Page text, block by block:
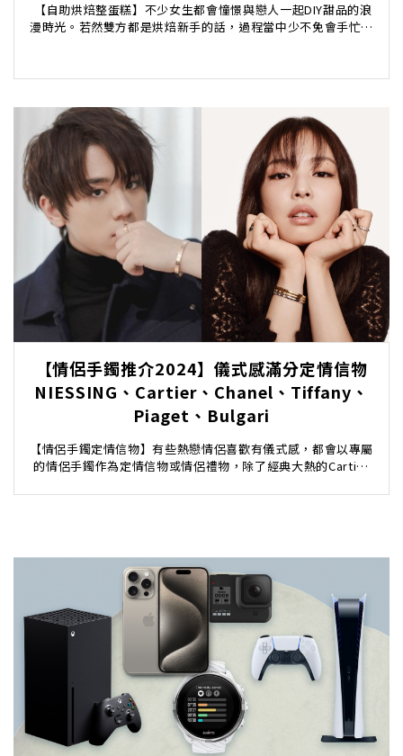
​ 【自助烘焙整蛋糕】不少女生都會憧憬與戀人一起DIY甜品的浪
漫時光。若然雙方都是烘焙新手的話，過程當中少不免會手忙腳
【情侶手鐲推介2024】儀式感滿分定情信物
NIESSING、Cartier、Chanel、Tiffany、
Piaget、Bulgari
【情侶手鐲定情信物】有些熱戀情侶喜歡有儀式感，都會以專屬
的情侶手鐲作為定情信物或情侶禮物，除了經典大熱的Cartier